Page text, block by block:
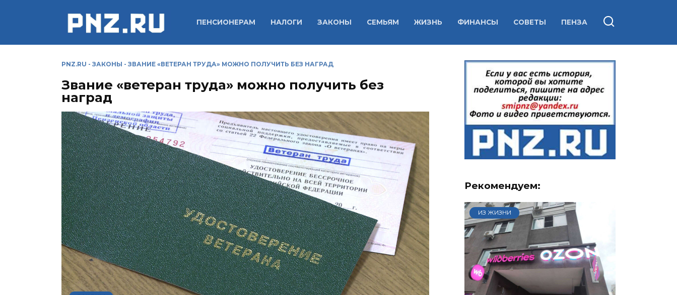
ПЕНСИОНЕРАМ НАЛОГИ ЗАКОНЫ СЕМЬЯМ ЖИЗНЬ ФИНАНСЫ СОВЕТЫ ПЕНЗА
PNZ.RU - ЗАКОНЫ - ЗВАНИЕ «ВЕТЕРАН ТРУДА» МОЖНО ПОЛУЧИТЬ БЕЗ НАГРАД
Звание «ветеран труда» можно получить без
наград
Рекомендуем:
ИЗ ЖИЗНИ